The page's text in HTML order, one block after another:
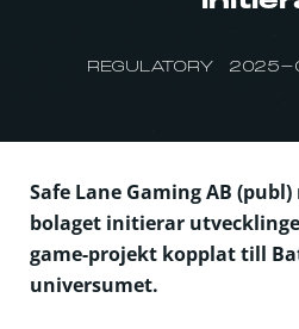
REGULATORY
Safe Lane Gaming AB
bolaget initierar
game-projekt kopplat till
universumet.